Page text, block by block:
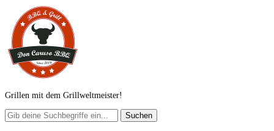
Grillen mit dem Grillweltmeister!